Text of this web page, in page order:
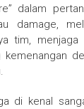
dalam
damage,
tim,
di kenal